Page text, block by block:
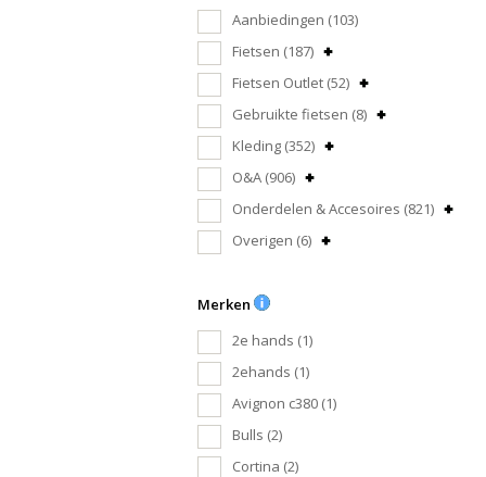
Aanbiedingen (103)
Fietsen (187)
Fietsen Outlet (52)
Gebruikte fietsen (8)
Kleding (352)
O&A (906)
Onderdelen & Accesoires (821)
Overigen (6)
Merken
2e hands (1)
2ehands (1)
Avignon c380 (1)
Bulls (2)
Cortina (2)